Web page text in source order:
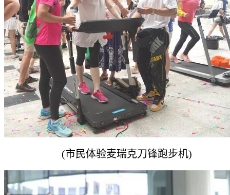
(市民体验麦瑞克刀锋跑步机)